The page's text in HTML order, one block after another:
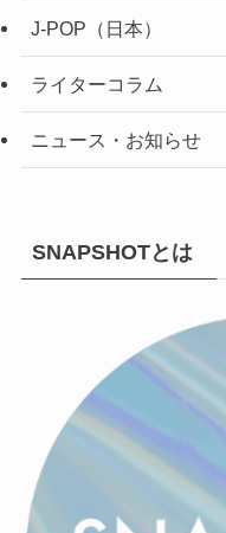
J-POP（日本）
ライターコラム
ニュース・お知らせ
SNAPSHOTとは